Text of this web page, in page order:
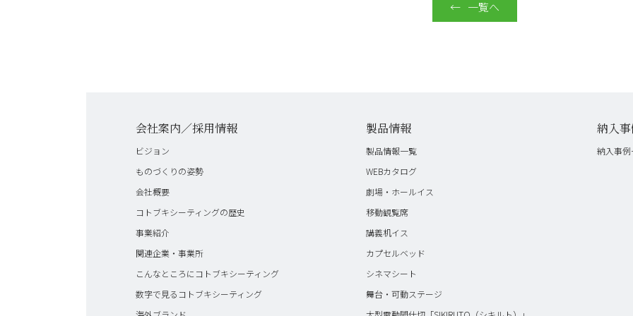
一覧へ
会社案内／採用情報
ビジョン
ものづくりの姿勢
会社概要
コトブキシーティングの歴史
事業紹介
関連企業・事業所
こんなところにコトブキシーティング
数字で見るコトブキシーティング
製品情報
製品情報一覧
WEBカタログ
劇場・ホールイス
移動観覧席
講義机イス
カプセルベッド
シネマシート
舞台・可動ステージ
納入
納入事例